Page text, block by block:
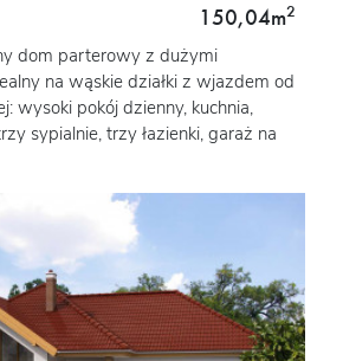
150,04m2
dom parterowy z dużymi
na wąskie działki z wjazdem od
wysoki pokój dzienny, kuchnia,
sypialnie, trzy łazienki, garaż na